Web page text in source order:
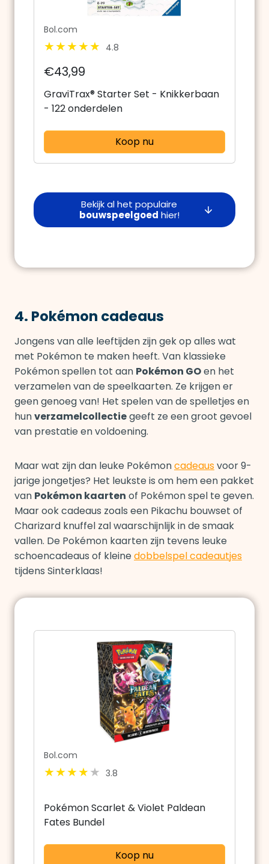
Bol.com
4.8
€43,99
GraviTrax® Starter Set - Knikkerbaan
- 122 onderdelen
Koop nu
Bekijk al het populaire
bouwspeelgoed hier!
4. Pokémon cadeaus
Jongens van alle leeftijden zijn gek op alles wat
met Pokémon te maken heeft. Van klassieke
Pokémon spellen tot aan Pokémon GOen het
verzamelen van de speelkaarten. Ze krijgen er
geen genoeg van! Het spelen van de spelletjes en
hunverzamelcollectiegeeft ze een groot gevoel
van prestatie en voldoening.
Maar wat zijn dan leuke Pokémoncadeausvoor 9-
jarige jongetjes? Het leukste is om hem een pakket
van Pokémon kaarten of Pokémon spel te geven.
Maar ook cadeaus zoals een Pikachu bouwset of
Charizard knuffel zal waarschijnlijk in de smaak
vallen. De Pokémon kaarten zijn tevens leuke
schoencadeaus of kleinedobbelspel cadeautjes
tijdens Sinterklaas!
Bol.com
3.8
Pokémon Scarlet & Violet Paldean
Fates Bundel
Koop nu